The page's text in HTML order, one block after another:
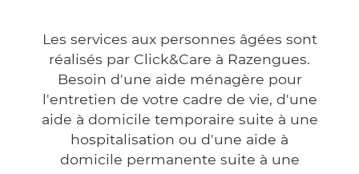
Les services aux personnes âgées sont
réalisés par Click&Care à Razengues.
Besoin d'une aide ménagère pour
l'entretien de votre cadre de vie, d'une
aide à domicile temporaire suite à une
hospitalisation ou d'une aide à
domicile permanente suite à une